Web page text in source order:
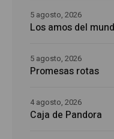
Los amos del
5 agosto, 2026
Promesas rotas
5 agosto, 2026
Caja de Pandora
4 agosto, 2026